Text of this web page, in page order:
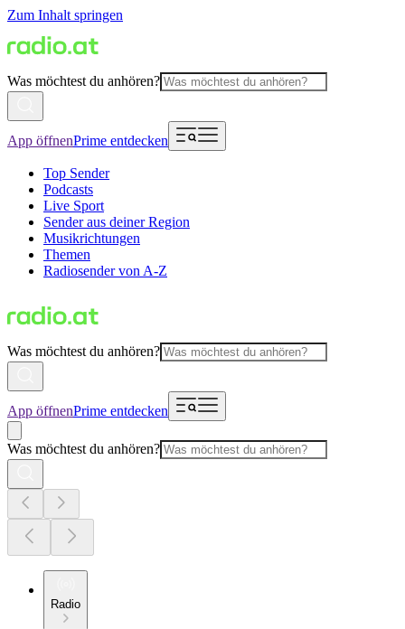
Zum Inhalt springen
Was möchtest du anhören?
App öffnenPrime entdecken
Top Sender
Podcasts
Live Sport
Sender aus deiner Region
Musikrichtungen
Themen
Radiosender von A-Z
Was möchtest du anhören?
App öffnenPrime entdecken
Was möchtest du anhören?
Radio